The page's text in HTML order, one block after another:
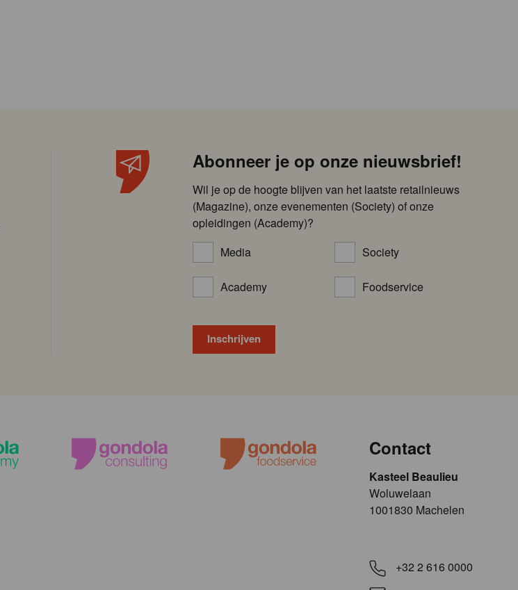
Abonneer je op onze nieuwsbrief!
Wil je op de hoogte blijven van het laatste retailnieuws
(Magazine), onze evenementen (Society) of onze
opleidingen (Academy)?
Media
Society
Academy Foodservice
Contact
Kasteel Beaulieu
​​​Woluwelaan
1001830 Machelen
+32 2 616 0000